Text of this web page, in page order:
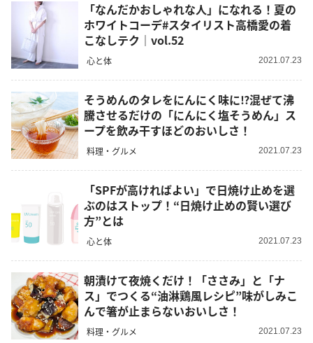
「なんだかおしゃれな人」になれる！夏の
ホワイトコーデ#スタイリスト高橋愛の着
こなしテク｜vol.52
心と体 2021.07.23
そうめんのタレをにんにく味に⁉︎混ぜて沸
騰させるだけの「にんにく塩そうめん」ス
ープを飲み干すほどのおいしさ！
料理・グルメ 2021.07.23
「SPFが高ければよい」で日焼け止めを選
ぶのはストップ！“日焼け止めの賢い選び
方”とは
心と体 2021.07.23
朝漬けて夜焼くだけ！「ささみ」と「ナ
ス」でつくる“油淋鶏風レシピ”味がしみこ
んで箸が止まらないおいしさ！
料理・グルメ 2021.07.23